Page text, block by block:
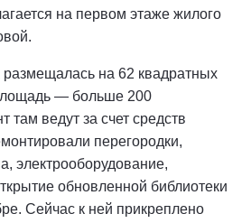
на первом этаже жилого
на 62 квадратных
— больше 200
там ведут за счет средств
перегородки,
электрооборудование,
обновленной библиотеки
Сейчас к ней прикреплено